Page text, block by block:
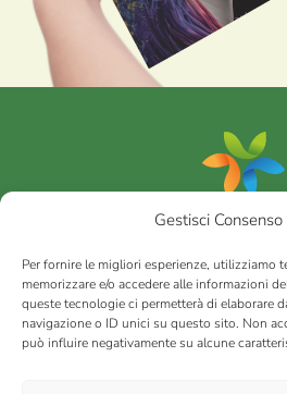
Gestisci Consenso
Per fornire le migliori esperienze, utilizziamo
memorizzare e/o accedere alle informazioni
queste tecnologie ci permetterà di elaborare
navigazione o ID unici su questo sito. Non
può influire negativamente su alcune
Portfolio
via Montalbano 65 51100 Case